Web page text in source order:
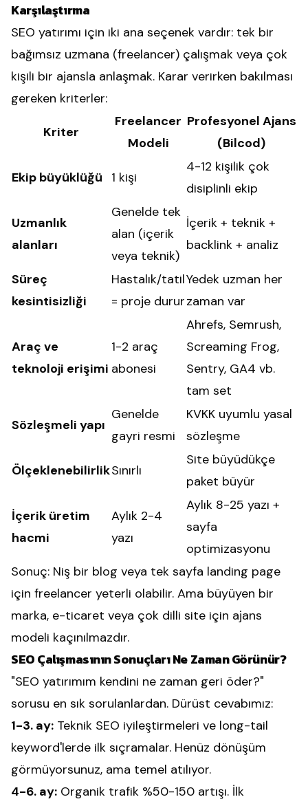
Karşılaştırma
SEO yatırımı için iki ana seçenek vardır: tek bir
bağımsız uzmana (freelancer) çalışmak veya çok
kişili bir ajansla anlaşmak. Karar verirken bakılması
gereken kriterler:
Kriter
Freelancer
Modeli
Profesyonel Ajans
(Bilcod)
Ekip büyüklüğü 1 kişi
4-12 kişilik çok
disiplinli ekip
Uzmanlık
alanları
Genelde tek
alan (içerik
veya teknik)
İçerik + teknik +
backlink + analiz
Süreç
kesintisizliği
Hastalık/tatil
= proje durur
Yedek uzman her
zaman var
Araç ve
teknoloji erişimi
1-2 araç
abonesi
Ahrefs, Semrush,
Screaming Frog,
Sentry, GA4 vb.
tam set
Sözleşmeli yapı
Genelde
gayri resmi
KVKK uyumlu yasal
sözleşme
ÖlçeklenebilirlikSınırlı
Site büyüdükçe
paket büyür
İçerik üretim
hacmi
Aylık 2-4
yazı
Aylık 8-25 yazı +
sayfa
optimizasyonu
Sonuç: Niş bir blog veya tek sayfa landing page
için freelancer yeterli olabilir. Ama büyüyen bir
marka, e-ticaret veya çok dilli site için ajans
modeli kaçınılmazdır.
SEO Çalışmasının Sonuçları Ne Zaman Görünür?
"SEO yatırımım kendini ne zaman geri öder?"
sorusu en sık sorulanlardan. Dürüst cevabımız:
1-3. ay: Teknik SEO iyileştirmeleri ve long-tail
keyword'lerde ilk sıçramalar. Henüz dönüşüm
görmüyorsunuz, ama temel atılıyor.
4-6. ay: Organik trafik %50-150 artışı. İlk